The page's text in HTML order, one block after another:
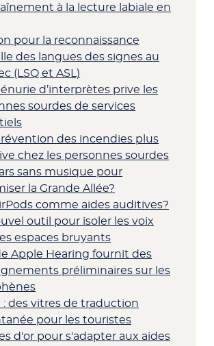
à la lecture labiale en
pour la reconnaissance
des langues des signes au
(LSQ et ASL)
d’interprètes prive les
sourdes de services
des incendies plus
chez les personnes sourdes
sans musique pour
la Grande Allée?
comme aides auditives?
outil pour isoler les voix
espaces bruyants
Apple Hearing fournit des
préliminaires sur les
: des vitres de traduction
pour les touristes
d'or pour s'adapter aux aides